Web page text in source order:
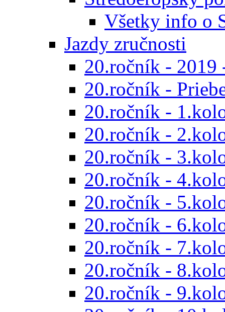
Všetky info o
Jazdy zručnosti
20.ročník - 2019
20.ročník -
20.ročník -
20.ročník -
20.ročník -
20.ročník -
20.ročník -
20.ročník -
20.ročník -
20.ročník -
20.ročník -